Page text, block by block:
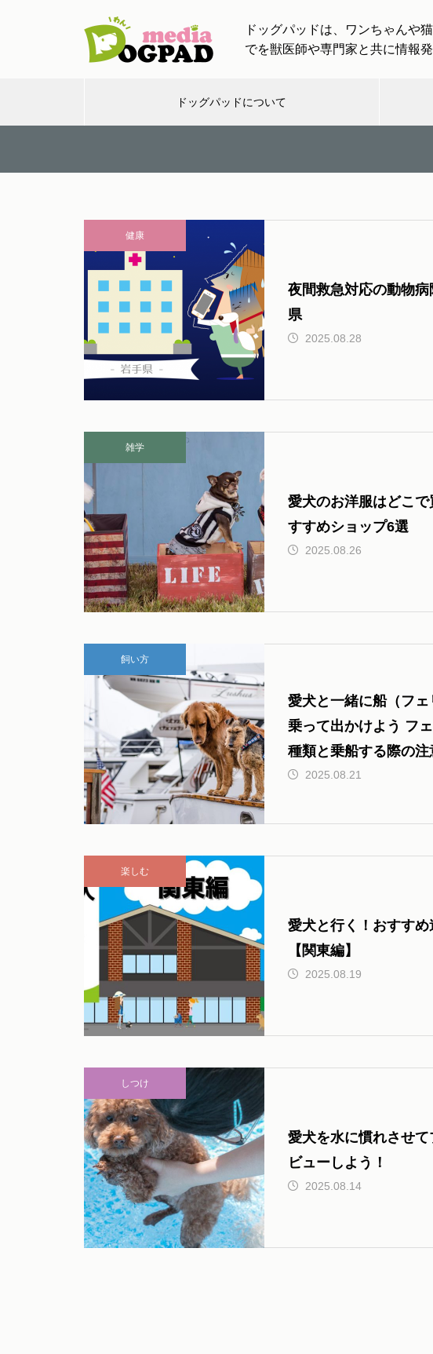
ドッグパッドは、ワンちゃんや
でを獣医師や専門家と共に情報
ドッグパッドについて
と一緒の帰省・旅行！車移動や
慣れない場所でも安心！ストレ
スケア完全ガイド
愛犬と出かける際に必要なアイ
テム一覧
愛犬とのお出かけで気になるこ
とFAQ
健康
夜間救急対応の動物病
県
2025.08.28
雑学
愛犬のお洋服はどこで
すすめショップ6選
2025.08.26
飼い方
愛犬と一緒に船（フェ
乗って出かけよう フ
種類と乗船する際の注
2025.08.21
楽しむ
愛犬と行く！おすすめ
【関東編】
2025.08.19
しつけ
愛犬を水に慣れさせて
ビューしよう！
2025.08.14